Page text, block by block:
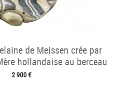
de Meissen crée par
hollandaise au berceau
2 900 €